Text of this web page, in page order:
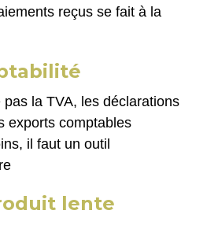
reçus se fait à la
pas la TVA, les déclarations
exports comptables
il faut un outil
lente